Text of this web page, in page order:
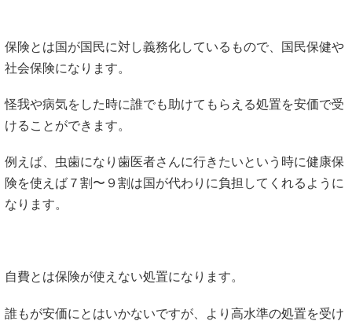
保険とは国が国民に対し義務化しているもので、国民保健や
社会保険になります。
怪我や病気をした時に誰でも助けてもらえる処置を安価で受
けることができます。
例えば、虫歯になり歯医者さんに行きたいという時に健康保
険を使えば７割〜９割は国が代わりに負担してくれるように
なります。
自費とは保険が使えない処置になります。
誰もが安価にとはいかないですが、より高水準の処置を受け